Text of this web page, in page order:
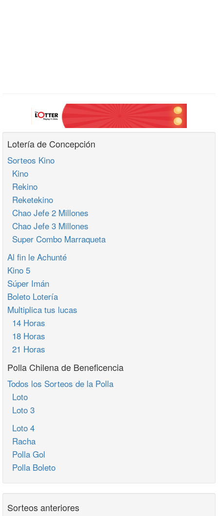
Lotería de Concepción
Sorteos Kino
Kino
Rekino
Reketekino
Chao Jefe 2 Millones
Chao Jefe 3 Millones
Super Combo Marraqueta
Al fin le Achunté
Kino 5
Súper Imán
Boleto Lotería
Multiplica tus lucas
14 Horas
18 Horas
21 Horas
Polla Chilena de Beneficencia
Todos los Sorteos de la Polla
Loto
Loto 3
Loto 4
Racha
Polla Gol
Polla Boleto
Sorteos anteriores